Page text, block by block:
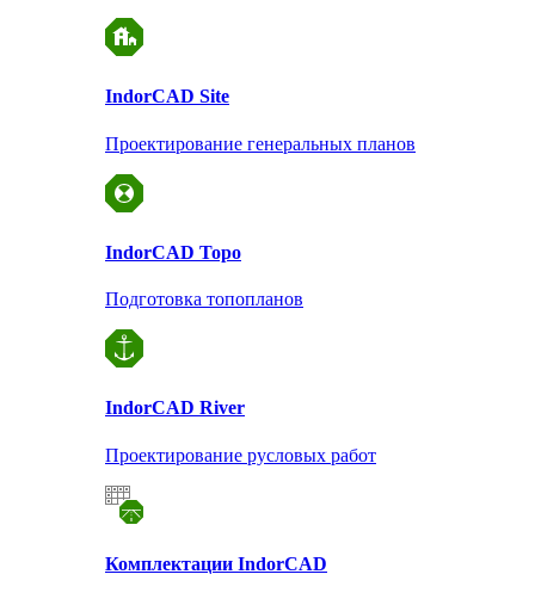
IndorCAD Site
Проектирование генеральных планов
IndorCAD Topo
Подготовка топопланов
IndorCAD River
Проектирование русловых работ
Комплектации IndorCAD